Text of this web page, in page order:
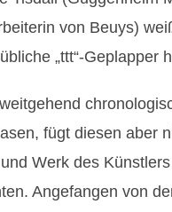
von Beuys)
„ttt“-Geplapper
fügt diesen aber
Werk des
Angefangen von